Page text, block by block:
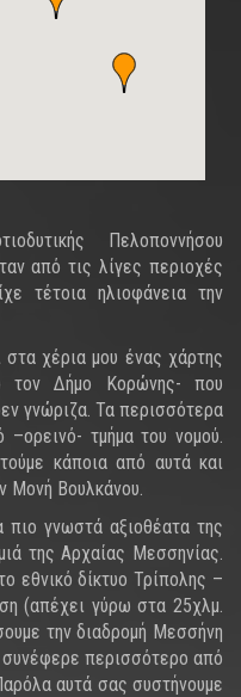
Πελοποννήσου
από τις λίγες περιοχές
τέτοια ηλιοφάνεια την
χέρια μου ένας χάρτης
τον Δήμο Κορώνης- που
γνώριζα. Τα περισσότερα
–ορεινό- τμήμα του νομού.
κάποια από αυτά και
Μονή Βουλκάνου.
γνωστά αξιοθέατα της
της Αρχαίας Μεσσηνίας.
εθνικό δίκτυο Τρίπολης –
(απέχει γύρω στα 25χλμ.
την διαδρομή Μεσσήνη
περισσότερο από
αυτά σας συστήνουμε